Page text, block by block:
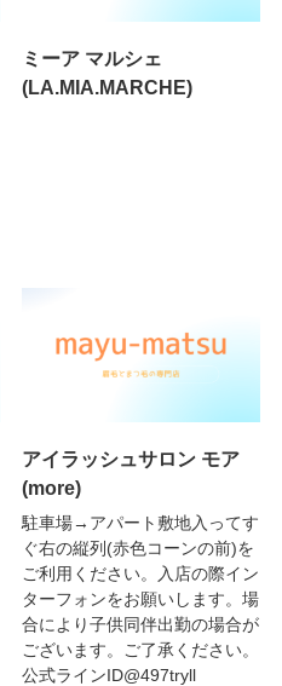
ミーア マルシェ
(LA.MIA.MARCHE)
アイラッシュサロン モア
(more)
駐車場→アパート敷地入ってす
ぐ右の縦列(赤色コーンの前)を
ご利用ください。入店の際イン
ターフォンをお願いします。場
合により子供同伴出勤の場合が
ございます。ご了承ください。
公式ラインID@497tryll